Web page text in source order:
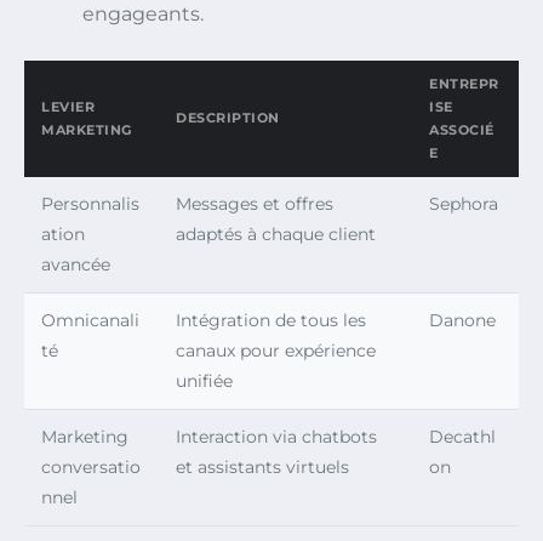
engageants.
LEVIER
MARKETING
DESCRIPTION
ENTREPR
ISE
ASSOCIÉ
E
Personnalis
ation
avancée
Messages et offres
adaptés à chaque client
Sephora
Omnicanali
té
Intégration de tous les
canaux pour expérience
unifiée
Danone
Marketing
conversatio
nnel
Interaction via chatbots
et assistants virtuels
Decathl
on